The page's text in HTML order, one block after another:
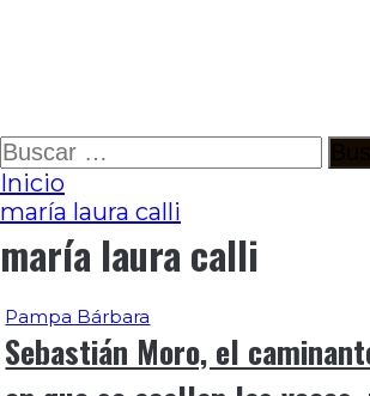
Ir
al
contenido
Buscar:
Inicio
maría laura calli
maría laura calli
Pampa Bárbara
Sebastián Moro, el